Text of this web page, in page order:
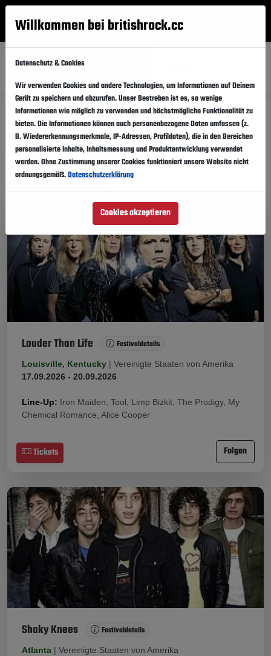
Menü
Alle Festival Updates
Musikfestivals: Taking Back
Sunday
Diese Festivalinfos teilen
Louder Than Life Festivaldetails
Louisville, Kentucky | Vereinigte Staaten von Amerika
17.09.2026 - 20.09.2026
Line-Up: Iron Maiden, Tool, Limp Bizkit, The Prodigy, My
Chemical Romance, Alice Cooper
Tickets Folgen
Shaky Knees Festivaldetails
Atlanta | Vereinigte Staaten von Amerika
Willkommen bei britishrock.cc
Datenschutz & Cookies
Wir verwenden Cookies und andere Technologien, um Informationen auf Deinem
Gerät zu speichern und abzurufen. Unser Bestreben ist es, so wenige
Informationen wie möglich zu verwenden und höchstmögliche Funktionalität zu
bieten. Die Informationen können auch personenbezogene Daten umfassen (z.
B. Wiedererkennungsmerkmale, IP-Adressen, Profildaten), die in den Bereichen
personalisierte Inhalte, Inhaltsmessung und Produktentwicklung verwendet
werden. Ohne Zustimmung unserer Cookies funktioniert unsere Website nicht
ordnungsgemäß.Datenschutzerklärung
Cookies akzeptieren